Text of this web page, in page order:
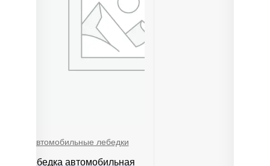
Автомобильные лебедки
Лебедка автомобильная